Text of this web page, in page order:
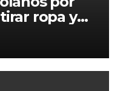
ropa y
de